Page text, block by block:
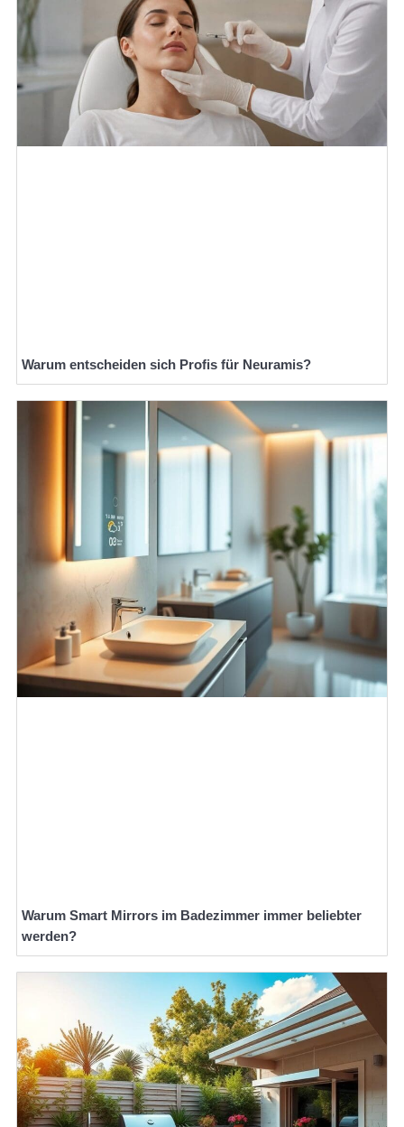
Warum entscheiden sich Profis für Neuramis?
Warum Smart Mirrors im Badezimmer immer beliebter
werden?